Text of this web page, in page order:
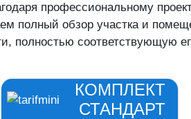
профессиональному
полный обзор участка и
полностью соответствующую
КОМПЛЕКТ
СТАНДАРТ